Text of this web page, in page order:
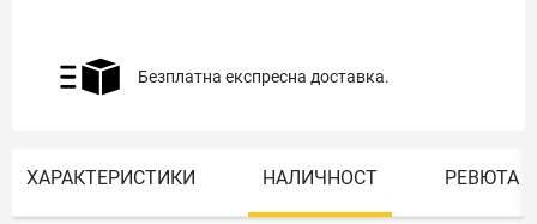
Безплатна експресна доставка.
ХАРАКТЕРИСТИКИ НАЛИЧНОСТ РЕВЮТА